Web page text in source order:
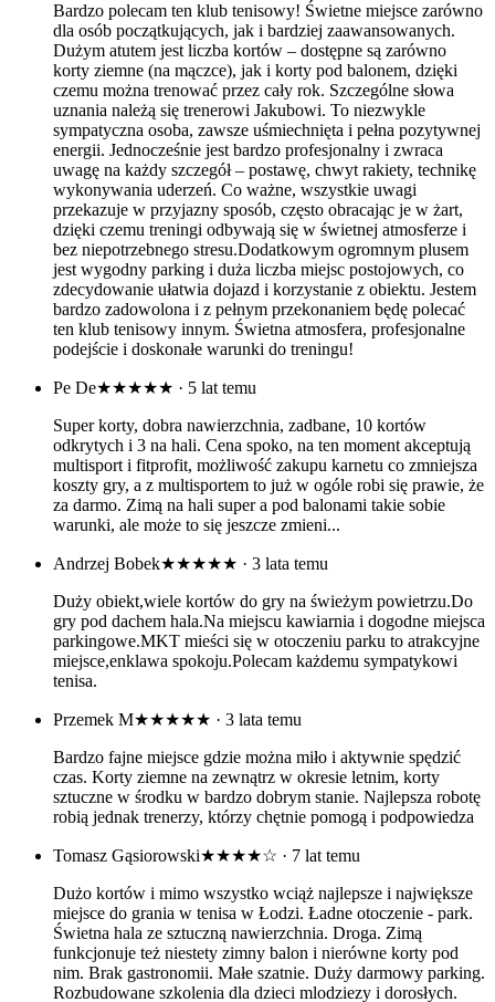
Bardzo polecam ten klub tenisowy! Świetne miejsce zarówno
dla osób początkujących, jak i bardziej zaawansowanych.
Dużym atutem jest liczba kortów – dostępne są zarówno
korty ziemne (na mączce), jak i korty pod balonem, dzięki
czemu można trenować przez cały rok. Szczególne słowa
uznania należą się trenerowi Jakubowi. To niezwykle
sympatyczna osoba, zawsze uśmiechnięta i pełna pozytywnej
energii. Jednocześnie jest bardzo profesjonalny i zwraca
uwagę na każdy szczegół – postawę, chwyt rakiety, technikę
wykonywania uderzeń. Co ważne, wszystkie uwagi
przekazuje w przyjazny sposób, często obracając je w żart,
dzięki czemu treningi odbywają się w świetnej atmosferze i
bez niepotrzebnego stresu.Dodatkowym ogromnym plusem
jest wygodny parking i duża liczba miejsc postojowych, co
zdecydowanie ułatwia dojazd i korzystanie z obiektu. Jestem
bardzo zadowolona i z pełnym przekonaniem będę polecać
ten klub tenisowy innym. Świetna atmosfera, profesjonalne
podejście i doskonałe warunki do treningu!
Pe De★★★★★ · 5 lat temu
Super korty, dobra nawierzchnia, zadbane, 10 kortów
odkrytych i 3 na hali. Cena spoko, na ten moment akceptują
multisport i fitprofit, możliwość zakupu karnetu co zmniejsza
koszty gry, a z multisportem to już w ogóle robi się prawie, że
za darmo. Zimą na hali super a pod balonami takie sobie
warunki, ale może to się jeszcze zmieni...
Andrzej Bobek★★★★★ · 3 lata temu
Duży obiekt,wiele kortów do gry na świeżym powietrzu.Do
gry pod dachem hala.Na miejscu kawiarnia i dogodne miejsca
parkingowe.MKT mieści się w otoczeniu parku to atrakcyjne
miejsce,enklawa spokoju.Polecam każdemu sympatykowi
tenisa.
Przemek M★★★★★ · 3 lata temu
Bardzo fajne miejsce gdzie można miło i aktywnie spędzić
czas. Korty ziemne na zewnątrz w okresie letnim, korty
sztuczne w środku w bardzo dobrym stanie. Najlepsza robotę
robią jednak trenerzy, którzy chętnie pomogą i podpowiedza
Tomasz Gąsiorowski★★★★☆ · 7 lat temu
Dużo kortów i mimo wszystko wciąż najlepsze i największe
miejsce do grania w tenisa w Łodzi. Ładne otoczenie - park.
Świetna hala ze sztuczną nawierzchnia. Droga. Zimą
funkcjonuje też niestety zimny balon i nierówne korty pod
nim. Brak gastronomii. Małe szatnie. Duży darmowy parking.
Rozbudowane szkolenia dla dzieci mlodziezy i dorosłych.